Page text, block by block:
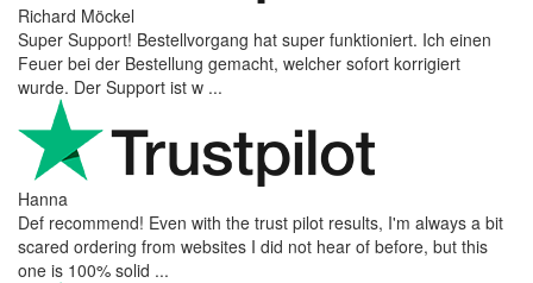
Richard Möckel
Super Support! Bestellvorgang hat super funktioniert. Ich einen
Feuer bei der Bestellung gemacht, welcher sofort korrigiert
wurde. Der Support ist w ...
Hanna
Def recommend! Even with the trust pilot results, I'm always a bit
scared ordering from websites I did not hear of before, but this
one is 100% solid ...